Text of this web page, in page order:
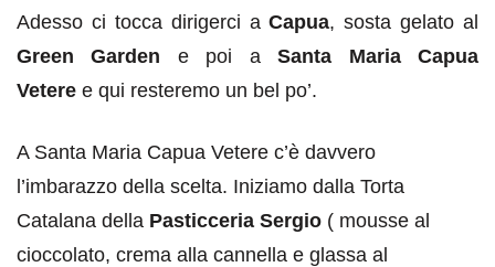
Adesso ci tocca dirigerci aCapua, sosta gelato al
Green Garden e poi aSanta Maria Capua
Vetere e qui resteremo un bel po’.
A Santa Maria Capua Vetere c’è davvero
l’imbarazzo della scelta. Iniziamo dalla Torta
Catalana della Pasticceria Sergio ( mousse al
cioccolato, crema alla cannella e glassa al